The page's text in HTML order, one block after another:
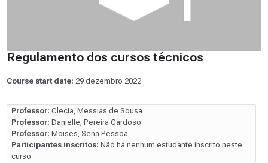
Regulamento dos cursos técnicos
Course start date: 29 dezembro 2022
Professor: Clecia, Messias de Sousa
Professor: Danielle, Pereira Cardoso
Professor: Moises, Sena Pessoa
Participantes inscritos: Não há nenhum estudante inscrito neste
curso.